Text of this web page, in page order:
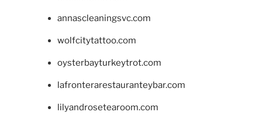
annascleaningsvc.com
wolfcitytattoo.com
oysterbayturkeytrot.com
lafronterarestauranteybar.com
lilyandrosetearoom.com